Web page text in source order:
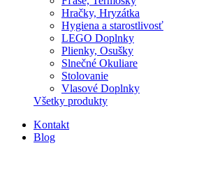
Hračky, Hryzátka
Hygiena a starostlivosť
LEGO Doplnky
Plienky, Osušky
Slnečné Okuliare
Stolovanie
Vlasové Doplnky
Všetky produkty
Kontakt
Blog